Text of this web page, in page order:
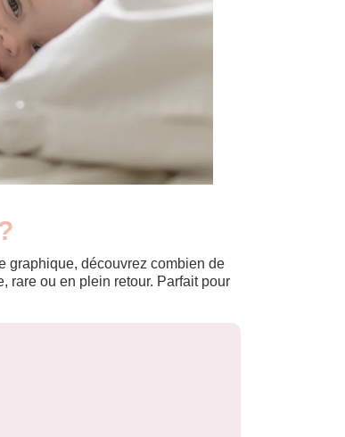
graphique, découvrez combien de
rare ou en plein retour. Parfait pour